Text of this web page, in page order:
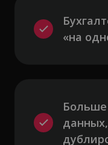
«на
Больше